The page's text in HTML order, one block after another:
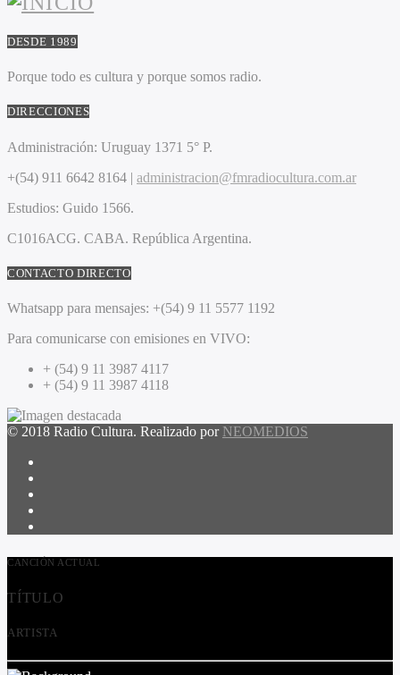
DESDE 1989
Porque todo es cultura y porque somos radio.
DIRECCIONES
Administración: Uruguay 1371 5° P.
+(54) 911 6642 8164 | administracion@fmradiocultura.com.ar
Estudios: Guido 1566.
C1016ACG. CABA. República Argentina.
CONTACTO DIRECTO
Whatsapp para mensajes: +(54) 9 11 5577 1192
Para comunicarse con emisiones en VIVO:
+ (54) 9 11 3987 4117
+ (54) 9 11 3987 4118
© 2018 Radio Cultura. Realizado por NEOMEDIOS
CANCIÓN ACTUAL
TÍTULO
ARTISTA